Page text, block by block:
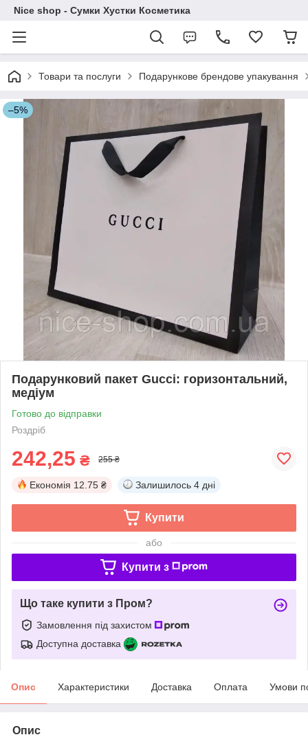
Nice shop - Сумки Хустки Косметика
Товари та послуги Подарункове брендове упакування
–5%
Подарунковий пакет Gucci: горизонтальний,
медіум
Готово до відправки
Роздріб
242,25 ₴ 255 ₴
Економія 12.75 ₴ Залишилось 4 дні
Купити
або
Купити з
Що таке купити з Пром?
Замовлення під захистом
Доступна доставка
Опис Характеристики Доставка Оплата Умови
Опис